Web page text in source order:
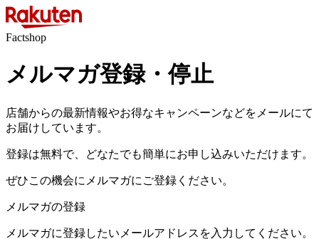
Factshop
メルマガ登録・停止
店舗からの最新情報やお得なキャンペーンなどをメールにて
お届けしています。
登録は無料で、どなたでも簡単にお申し込みいただけます。
ぜひこの機会にメルマガにご登録ください。
メルマガの登録
メルマガに登録したいメールアドレスを入力してください。